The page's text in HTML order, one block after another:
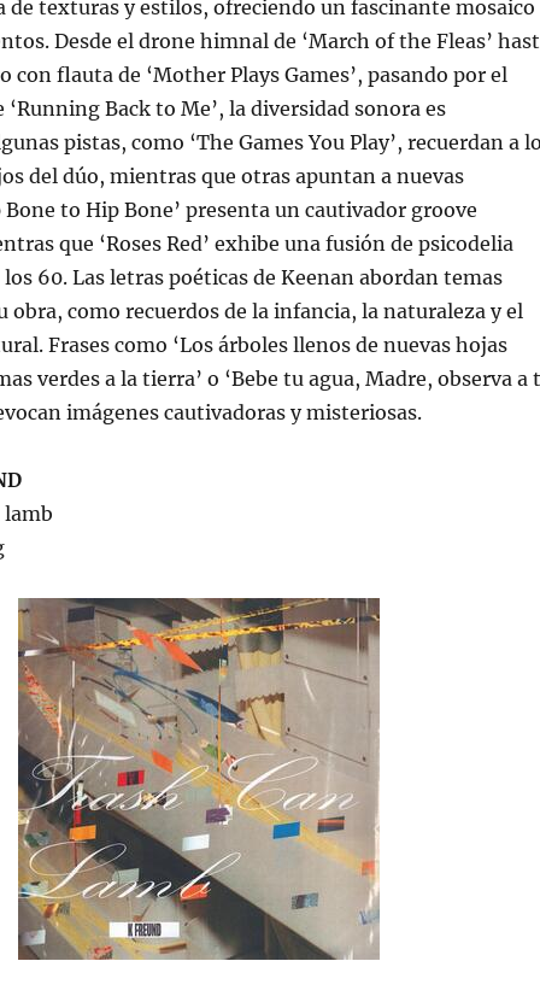
de texturas y estilos, ofreciendo un fascinante mosaico
Desde el drone himnal de ‘March of the Fleas’
con flauta de ‘Mother Plays Games’, pasando por el
‘Running Back to Me’, la diversidad sonora es
pistas, como ‘The Games You Play’, recuerdan a
del dúo, mientras que otras apuntan a nuevas
Bone to Hip Bone’ presenta un cautivador groove
que ‘Roses Red’ exhibe una fusión de psicodelia
60. Las letras poéticas de Keenan abordan temas
obra, como recuerdos de la infancia, la naturaleza y el
Frases como ‘Los árboles llenos de nuevas hojas
verdes a la tierra’ o ‘Bebe tu agua, Madre, observa a
imágenes cautivadoras y misteriosas.
lamb